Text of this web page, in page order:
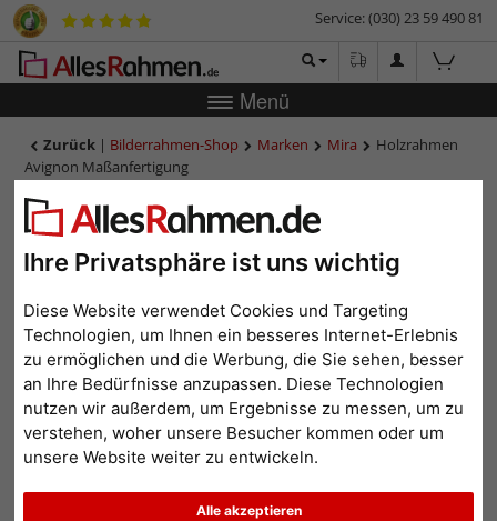
Ihre Privatsphäre ist uns wichtig
Diese Website verwendet Cookies und Targeting
Technologien, um Ihnen ein besseres Internet-Erlebnis
zu ermöglichen und die Werbung, die Sie sehen, besser
an Ihre Bedürfnisse anzupassen. Diese Technologien
nutzen wir außerdem, um Ergebnisse zu messen, um zu
verstehen, woher unsere Besucher kommen oder um
unsere Website weiter zu entwickeln.
Alle akzeptieren
Service: (030) 23 59 490 81
Menü
Zurück | Bilderrahmen-Shop Marken Mira
Holzrahmen
Avignon Maßanfertigung
Holzrahmen Avignon
Maßanfertigung
Zurück